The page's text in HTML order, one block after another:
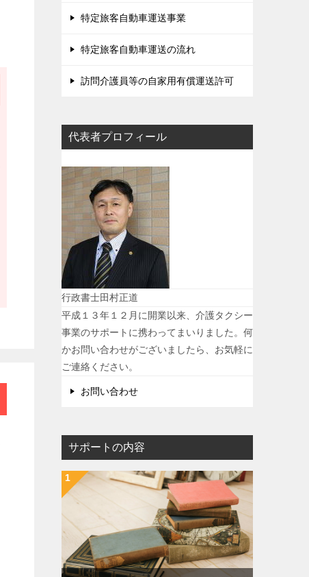
特定旅客自動車運送事業
特定旅客自動車運送の流れ
訪問介護員等の自家用有償運送許可
代表者プロフィール
行政書士田村正道
平成１３年１２月に開業以来、介護タクシー
事業のサポートに携わってまいりました。何
かお問い合わせがございましたら、お気軽に
ご連絡ください。
お問い合わせ
サポートの内容